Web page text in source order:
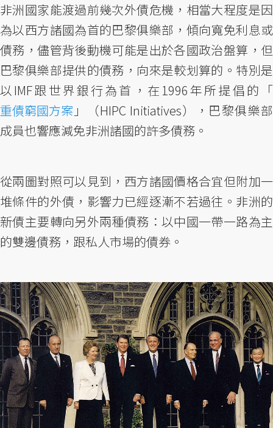
非洲國家能渡過前幾次外債危機，相當大程度是因
為以西方諸國為首的巴黎俱樂部，傾向寬免利息或
債務，儘管背後動機可能是出於各國政治盤算，但
巴黎俱樂部提供的債務，向來是較划算的。特別是
以IMF跟世界銀行為首，在1996年所提倡的「
重債窮國方案 」（HIPC Initiatives），巴黎俱樂部
成員也響應減免非洲諸國的許多債務。
從兩圖對照可以見到，西方諸國價格合宜但附加一
堆條件的外債，影響力已經逐漸不若過往。非洲的
新債主要轉向另外兩種債務：以中國一帶一路為主
的雙邊債務，跟私人市場的債券。